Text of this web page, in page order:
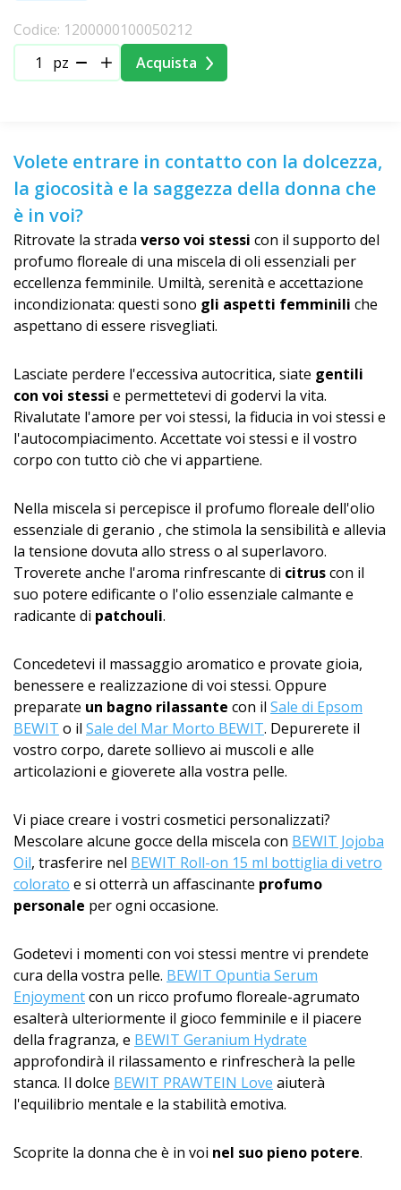
Codice: 1200000100050212
pz
Acquista
Volete entrare in contatto con la dolcezza,
la giocosità e la saggezza della donna che
è in voi?
Ritrovate la strada verso voi stessi con il supporto del
profumo floreale di una miscela di oli essenziali per
eccellenza femminile. Umiltà, serenità e accettazione
incondizionata: questi sono gli aspetti femminili che
aspettano di essere risvegliati.
Lasciate perdere l'eccessiva autocritica, siate gentili
con voi stessi e permettetevi di godervi la vita.
Rivalutate l'amore per voi stessi, la fiducia in voi stessi e
l'autocompiaci­mento. Accettate voi stessi e il vostro
corpo con tutto ciò che vi appartiene.
Nella miscela si percepisce il profumo floreale dell'olio
essenziale di geranio , che stimola la sensibilità e allevia
la tensione dovuta allo stress o al superlavoro.
Troverete anche l'aroma rinfrescante di citruscon il
suo potere edificante o l'olio essenziale calmante e
radicante di patchouli.
Concedetevi il massaggio aromatico e provate gioia,
benessere e realizzazione di voi stessi. Oppure
preparate un bagno rilassante con il Sale di Epsom
BEWIT o il Sale del Mar Morto BEWIT. Depurerete il
vostro corpo, darete sollievo ai muscoli e alle
articolazioni e gioverete alla vostra pelle.
Vi piace creare i vostri cosmetici personalizzati?
Mescolare alcune gocce della miscela con BEWIT Jojoba
Oil, trasferire nel BEWIT Roll-on 15 ml bottiglia di vetro
colorato e si otterrà un affascinante profumo
personale per ogni occasione.
Godetevi i momenti con voi stessi mentre vi prendete
cura della vostra pelle. BEWIT Opuntia Serum
Enjoymentcon un ricco profumo floreale-agrumato
esalterà ulteriormente il gioco femminile e il piacere
della fragranza, e BEWIT Geranium Hydrate
approfondirà il rilassamento e rinfrescherà la pelle
stanca. Il dolce BEWIT PRAWTEIN Love aiuterà
l'equilibrio mentale e la stabilità emotiva.
Scoprite la donna che è in voi nel suo pieno potere.